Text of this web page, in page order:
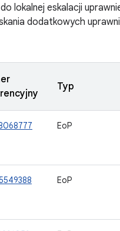
lokalnej eskalacji
dodatkowych
Typ
EoP
EoP